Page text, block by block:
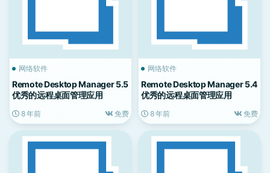
网络软件
Remote Desktop Manager 5.5
优秀的远程桌面管理应用
8 年前 免费
网络软件
Remote Desktop Manager 5.4
优秀的远程桌面管理应用
8 年前 免费